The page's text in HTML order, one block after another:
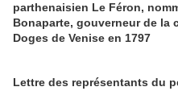
parthenaisien Le Féron,
Bonaparte, gouverneur de la
Doges de Venise en 1797
Lettre des représentants du